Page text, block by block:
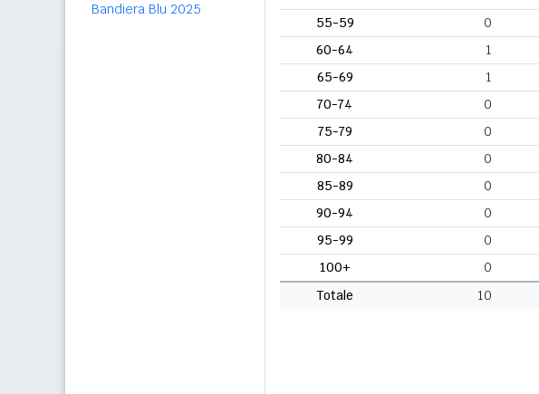
Bandiera Blu 2025
55-59
0
60-64
1
65-69
1
70-74
0
75-79
0
80-84
0
85-89
0
90-94
0
95-99
0
100+
0
Totale
10